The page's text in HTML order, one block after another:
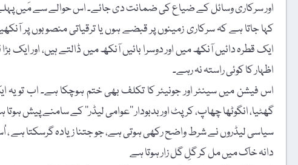
اور سرکاری وسائل کے ضیاع کی ضمانت دی جائے۔ اس حوالے سے مَیں پہلے
کہا جاتا ہے کہ سرکاری زمینوں پر قبضے ہوں یا ترقیاتی منصوبوں پر
ایک قطرہ دائیں آنکھ میں اور دوسرا بائیں آنکھ میں ڈالتے ہیں، اور
اظہار کا کوئی راستہ نہ رہے۔
اس فیشن میں سینئر اور جونیئر کا تکلف بھی ختم ہوچکا ہے۔ اب تو یہ
گھٹیا، انگوٹھا چھاپ، کرپٹ اور بدبودار ’’عوامی لیڈر‘‘ کے سامنے پیش ہوتا
سیاسی لیڈروں نے شرط واضح رکھی ہوتی ہے، جو جتنا زیادہ گرسکتا ہے ،
دانہ خاک میں مل کر گلِ گل زار ہوتا ہے